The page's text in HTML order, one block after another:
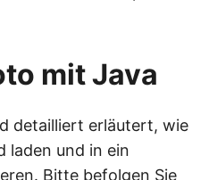
mit Java
detailliert erläutert, wie
laden und in ein
Bitte befolgen Sie